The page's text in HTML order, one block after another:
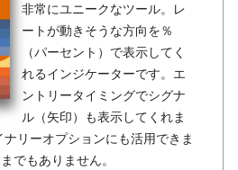
非常にユニークなツール。レ
ートが動きそうな方向を％
（パーセント）で表示してく
れるインジケーターです。エ
ントリータイミングでシグナ
ル（矢印）も表示してくれま
リーオプションにも活用できま
でもありません。